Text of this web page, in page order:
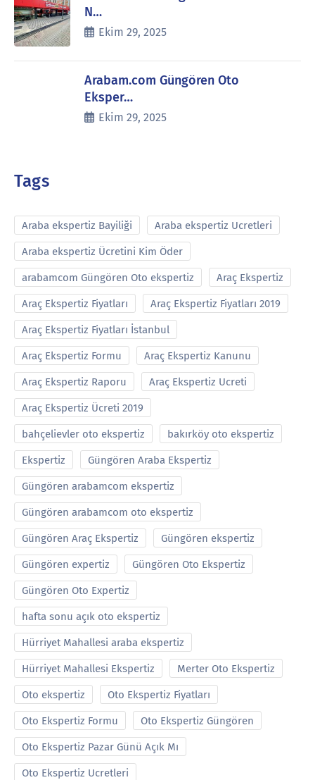
N…
Ekim 29, 2025
Arabam.com Güngören Oto
Eksper…
Ekim 29, 2025
Tags
Araba ekspertiz Bayiliği Araba ekspertiz Ucretleri
Araba ekspertiz Ücretini Kim Öder
arabamcom Güngören Oto ekspertiz Araç Ekspertiz
Araç Ekspertiz Fiyatları Araç Ekspertiz Fiyatları 2019
Araç Ekspertiz Fiyatları İstanbul
Araç Ekspertiz Formu Araç Ekspertiz Kanunu
Araç Ekspertiz Raporu Araç Ekspertiz Ucreti
Araç Ekspertiz Ücreti 2019
bahçelievler oto ekspertiz bakırköy oto ekspertiz
Ekspertiz Güngören Araba Ekspertiz
Güngören arabamcom ekspertiz
Güngören arabamcom oto ekspertiz
Güngören Araç Ekspertiz Güngören ekspertiz
Güngören expertiz Güngören Oto Ekspertiz
Güngören Oto Expertiz
hafta sonu açık oto ekspertiz
Hürriyet Mahallesi araba ekspertiz
Hürriyet Mahallesi Ekspertiz Merter Oto Ekspertiz
Oto ekspertiz Oto Ekspertiz Fiyatları
Oto Ekspertiz Formu Oto Ekspertiz Güngören
Oto Ekspertiz Pazar Günü Açık Mı
Oto Ekspertiz Ucretleri